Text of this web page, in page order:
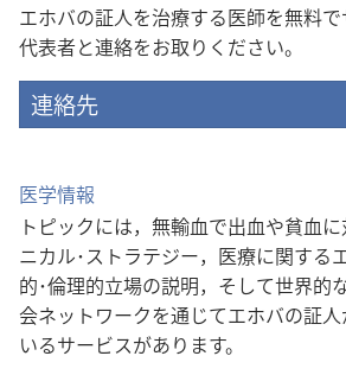
エホバの証人を治療する医師を無料
代表者と連絡をお取りください。
連絡先
医学情報
トピックには，無輸血で出血や貧血
ニカル･ストラテジー，医療に関する
的･倫理的立場の説明，そして世界的
会ネットワークを通じてエホバの証
いるサービスがあります。